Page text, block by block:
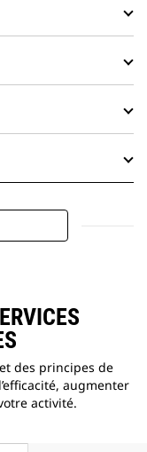
des principes de
augmenter
activité.